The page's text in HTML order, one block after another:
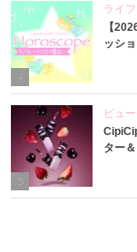
4
ライ
【
ッシ
ビュ
ター